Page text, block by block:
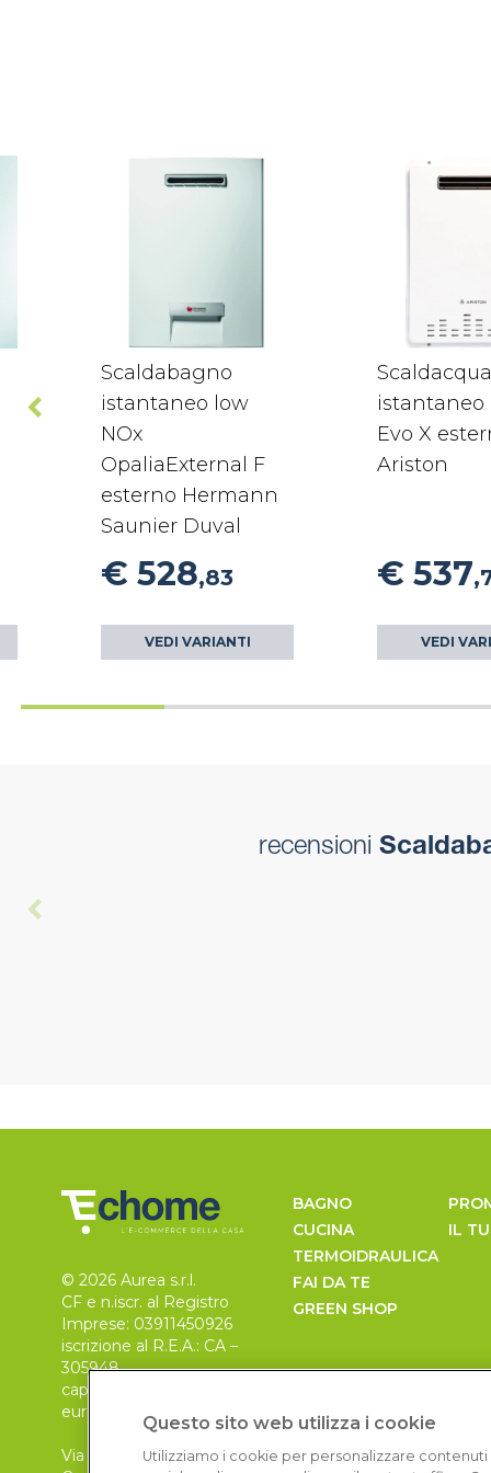
Scaldabagno
istantaneo low
NOx
OpaliaExternal F
esterno Hermann
Saunier Duval
€ 528,83
VEDI VARIANTI
istantaneo
Evo X
Ariston
€ 537
VEDI
recensioni
© 2026 Aurea s.r.l.
CF e n.iscr. al Registro
Imprese: 03911450926
iscrizione al R.E.A.: CA –
305948
capitale sociale 30.000
euro, i.v.
Via Pietro Leo n. 6
BAGNO
CUCINA
TERMOIDRAULICA
FAI DA TE
GREEN SHOP
IL
Questo sito web utilizza i cookie
Utilizziamo i cookie per personalizzare